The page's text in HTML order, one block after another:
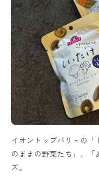
イオントップバリュの「
のままの野菜たち」、
ズ。